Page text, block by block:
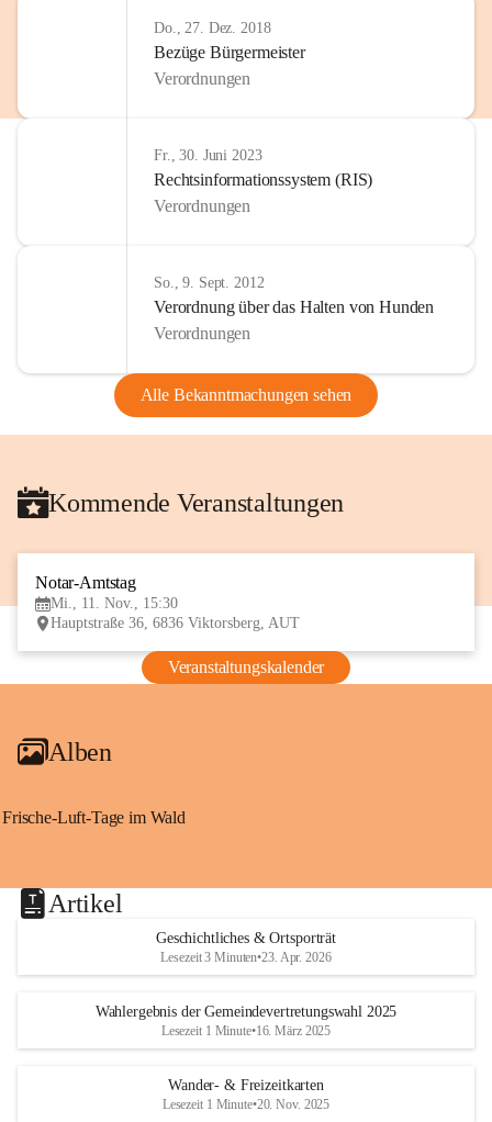
Do., 27. Dez. 2018
Bezüge Bürgermeister
Verordnungen
Fr., 30. Juni 2023
Rechtsinformationssystem (RIS)
Verordnungen
So., 9. Sept. 2012
Verordnung über das Halten von Hunden
Verordnungen
Alle Bekanntmachungen sehen
Kommende Veranstaltungen
Notar-Amtstag
Mi., 11. Nov., 15:30
Hauptstraße 36, 6836 Viktorsberg, AUT
Veranstaltungskalender
Alben
Frische-Luft-Tage im Wald
Artikel
Geschichtliches & Ortsporträt
Lesezeit 3 Minuten•23. Apr. 2026
Wahlergebnis der Gemeindevertretungswahl 2025
Lesezeit 1 Minute•16. März 2025
Wander- & Freizeitkarten
Lesezeit 1 Minute•20. Nov. 2025